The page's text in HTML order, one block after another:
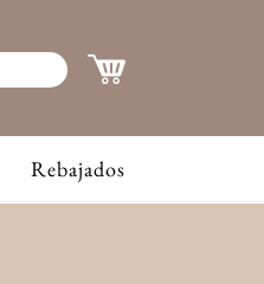
Rebajados